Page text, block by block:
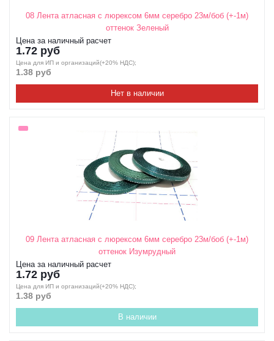
08 Лента атласная с люрексом 6мм серебро 23м/боб (+-1м)
оттенок Зеленый
Цена за наличный расчет
1.72 руб
Цена для ИП и организаций(+20% НДС);
1.38 руб
Нет в наличии
09 Лента атласная с люрексом 6мм серебро 23м/боб (+-1м)
оттенок Изумрудный
Цена за наличный расчет
1.72 руб
Цена для ИП и организаций(+20% НДС);
1.38 руб
В наличии